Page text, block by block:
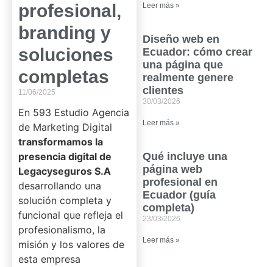
profesional,
branding y
soluciones
completas
11/06/2025
En 593 Estudio Agencia
de Marketing Digital
transformamos la
presencia digital de
Legacyseguros S.A
desarrollando una
solución completa y
funcional que refleja el
profesionalismo, la
misión y los valores de
esta empresa
Leer más »
Diseño web en
Ecuador: cómo crear
una página que
realmente genere
clientes
30/03/2026
Leer más »
Qué incluye una
página web
profesional en
Ecuador (guía
completa)
23/03/2026
Leer más »